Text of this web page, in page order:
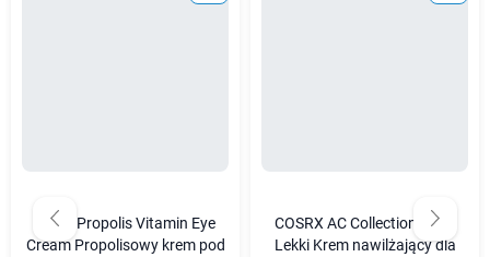
iUNIK Propolis Vitamin Eye
Cream Propolisowy krem pod
COSRX AC Collection Light
Lekki Krem nawilżający dla